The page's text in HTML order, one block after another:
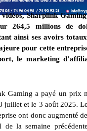
Sharplink
264,5 millions de
ainsi ses avoirs
pour cette
le marketing
Gaming a payé un prix
juillet et le 3 août 2025.
ont donc augmenté
la semaine